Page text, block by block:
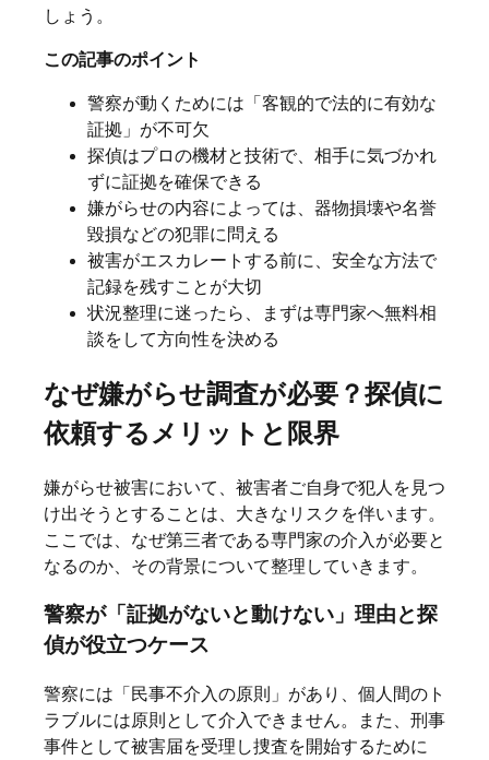
しょう。
この記事のポイント
警察が動くためには「客観的で法的に有効な
証拠」が不可欠
探偵はプロの機材と技術で、相手に気づかれ
ずに証拠を確保できる
嫌がらせの内容によっては、器物損壊や名誉
毀損などの犯罪に問える
被害がエスカレートする前に、安全な方法で
記録を残すことが大切
状況整理に迷ったら、まずは専門家へ無料相
談をして方向性を決める
なぜ嫌がらせ調査が必要？探偵に
依頼するメリットと限界
嫌がらせ被害において、被害者ご自身で犯人を見つ
け出そうとすることは、大きなリスクを伴います。
ここでは、なぜ第三者である専門家の介入が必要と
なるのか、その背景について整理していきます。
警察が「証拠がないと動けない」理由と探
偵が役立つケース
警察には「民事不介入の原則」があり、個人間のト
ラブルには原則として介入できません。また、刑事
事件として被害届を受理し捜査を開始するために